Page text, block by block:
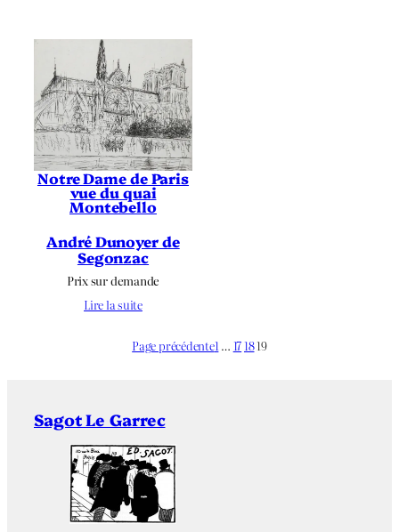
Notre Dame de Paris
vue du quai
Montebello
André Dunoyer de
Segonzac
Prix sur demande
Lire la suite
Page précédente1 … 171819
Sagot Le Garrec